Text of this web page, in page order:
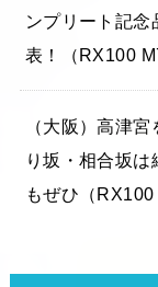
ンプリート記
表！（RX100
（大阪）高津
り坂・相合坂
もぜひ（RX100